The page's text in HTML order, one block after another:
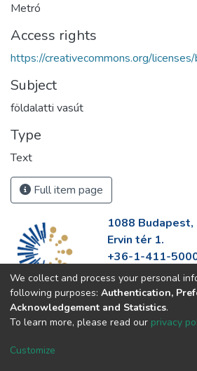
Metró
Access rights
https://creativecommons.org/
Subject
földalatti vasút
Type
Text
Full item page
1088 Budapest,
Ervin tér 1.
+36-1-411-
info@fszek.hu
https://fszek.hu
We collect and process your personal
following purposes: Authentication,
Acknowledgement and Statistics.
To learn more, please read our privacy
Customize